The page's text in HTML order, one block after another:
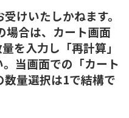
けいたしかねます。
合は、カート画面
を入力し「再計算」
当画面での「カート
量選択は1で結構で